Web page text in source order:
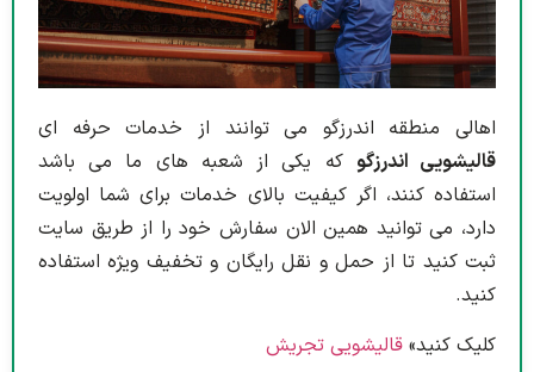
اهالی منطقه اندرزگو می توانند از خدمات حرفه ای
قالیشویی اندرزگو که یکی از شعبه های ما می باشد
استفاده کنند، اگر کیفیت بالای خدمات برای شما اولویت
دارد، می توانید همین الان سفارش خود را از طریق سایت
ثبت کنید تا از حمل و نقل رایگان و تخفیف ویژه استفاده
کنید.
کلیک کنید» قالیشویی تجریش